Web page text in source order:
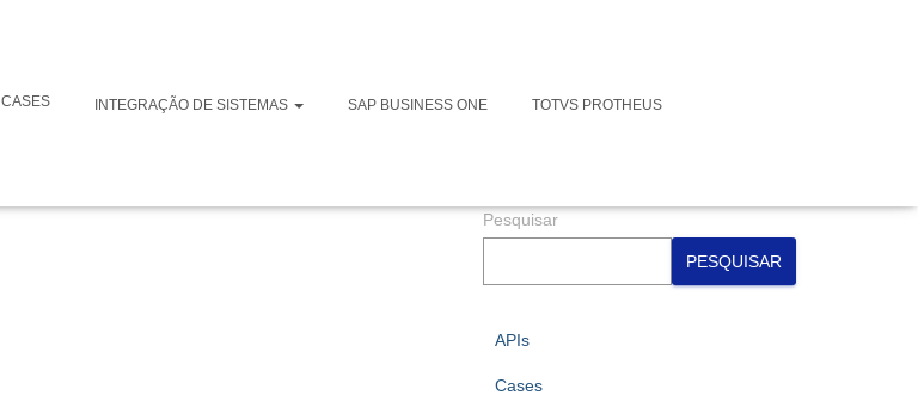
CASES INTEGRAÇÃO DE SISTEMAS SAP BUSINESS ONE TOTVS PROTHEUS
Pesquisar
PESQUISAR
APIs
Cases